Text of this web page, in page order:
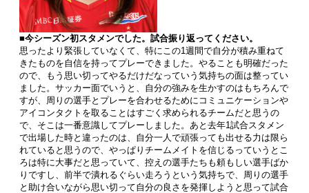
■今シーズン初スタメンでした。試合振り返ってください。
思ったより緊張していなくて、特にこの1週間で自分が積み重ねて
きたものを自信を持ってプレーできました。やることも明確だった
ので、もう思い切ってやるだけだなっていう気持ちの面は整ってい
ました。サッカー面でいうと、自分の強みを生かすのはもちろんで
すが、周りの選手とプレーを合わせるためにコミュニケーションや
アイコンタクトを取ることはすごく求められるチームだと思うの
で、そこは一番意識してプレーしました。あと去年1試合スタメン
で出場した時と違ったのは、自分一人で頑張っても出せる力は限ら
れていると思うので、やっぱりチームメイトを信じるっていうとこ
ろは特に大事だと思っていて、控えの選手たちも頼もしい選手ばか
りですし、前半で潰れるぐらい走ろうという気持ちで、周りの選手
と助け合いながら思い切って自分の良さを発揮しようと思って試合